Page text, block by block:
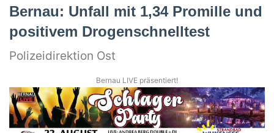
Bernau: Unfall mit 1,34 Promille und
positivem Drogenschnelltest
Polizeidirektion Ost
Bernau LIVE präsentiert!